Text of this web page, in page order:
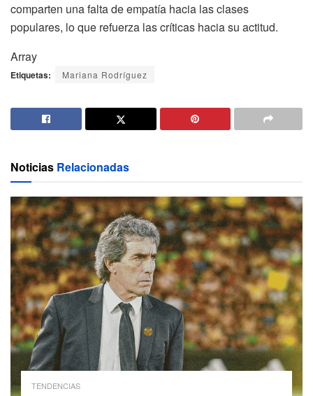
comparten una falta de empatía hacia las clases
populares, lo que refuerza las críticas hacia su actitud.
Array
Etiquetas: Mariana Rodríguez
Noticias Relacionadas
TENDENCIAS